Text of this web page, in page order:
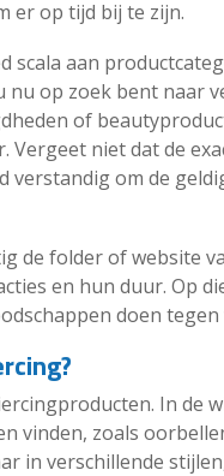
er op tijd bij te zijn.
scala aan
nu op zoek bent naar
of
Vergeet niet dat de
verstandig om de
de folder of website
en hun duur. Op
doen
In de
vinden, zoals
in verschillende